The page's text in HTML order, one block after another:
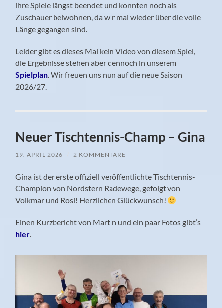
ihre Spiele längst beendet und konnten noch als
Zuschauer beiwohnen, da wir mal wieder über die volle
Länge gegangen sind.
Leider gibt es dieses Mal kein Video von diesem Spiel,
die Ergebnisse stehen aber dennoch in unserem
Spielplan. Wir freuen uns nun auf die neue Saison
2026/27.
Neuer Tischtennis-Champ – Gina
19. APRIL 2026 2 KOMMENTARE
Gina ist der erste offiziell veröffentlichte Tischtennis-
Champion von Nordstern Radewege, gefolgt von
Volkmar und Rosi! Herzlichen Glückwunsch!
Einen Kurzbericht von Martin und ein paar Fotos gibt’s
hier.